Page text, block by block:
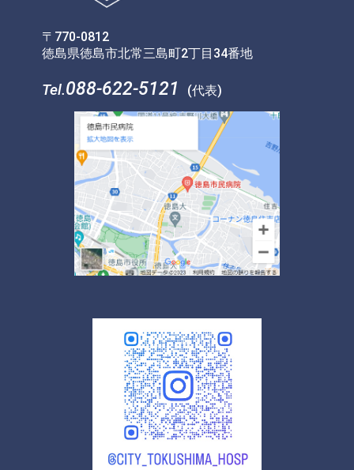
〒770-0812
徳島県徳島市北常三島町2丁目34番地
Tel.088-622-5121 (代表)